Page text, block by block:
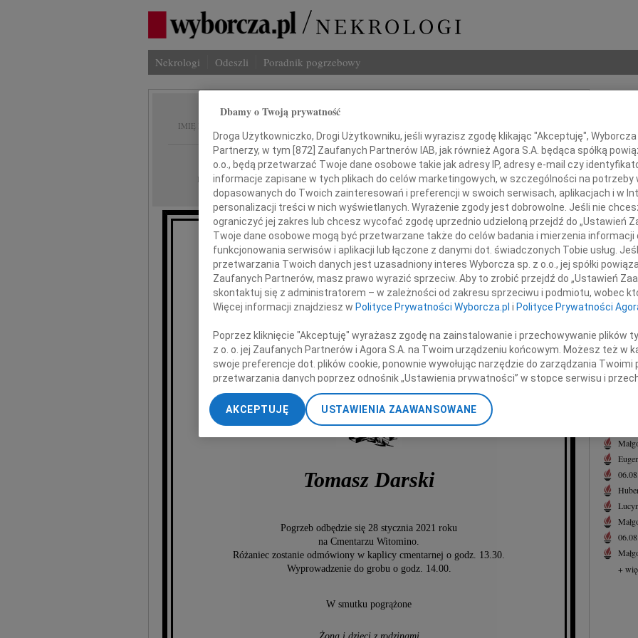
Nekrologi Odeszli Poradnik pogrzebowy
IMIĘ I NAZWISKO: Tomasz Darski
REGION: Gdańsk
DATA EMISJI: 26.01.2021
Śpiesz­my się ko­chać lu­dzi tak szyb­ko od­cho­dzą
i ci co nie od­cho­dzą nie za­wsze po­wró­cą
i ni­g­dy nie wia­do­mo mó­wiąc o mi­ło­ści
czy pierw­sza jest ostat­nią czy ostat­nia pierw­szą.
ks. J. Twardowski
21 stycznia 2021 roku zmarł
ukochany Mąż, Ojciec i Dziadek
Tomasz Darski
Pogrzeb odbędzie się 28 stycznia 2021 roku
na Cmentarzu Witomino.
Różaniec zostanie odmówiony w kaplicy cmentarnej o godz. 13.30.
Wyprowadzenie do grobu o godz. 14.00.
W smutku pogrążone
INNE
Z
Z
Z
Z
+
+
Dbamy o Twoją prywatność
Droga Użytkowniczko, Drogi Użytkowniku, jeśli wyrazisz zgodę klikając "Akceptuję",
Partnerzy, w tym [ 872 ] Zaufanych Partnerów IAB, jak również Agora S.A. będąca spółką
o.o., będą przetwarzać Twoje dane osobowe takie jak adresy IP, adresy e-mail czy
informacje zapisane w tych plikach do celów marketingowych, w szczególności na potrzeby
dopasowanych do Twoich zainteresowań i preferencji w swoich serwisach, aplikacjach i w
personalizacji treści w nich wyświetlanych. Wyrażenie zgody jest dobrowolne. Jeśli nie
ograniczyć jej zakres lub chcesz wycofać zgodę uprzednio udzieloną przejdź do „Ustawień
Twoje dane osobowe mogą być przetwarzane także do celów badania i mierzenia
funkcjonowania serwisów i aplikacji lub łączone z danymi dot. świadczonych Tobie usług.
przetwarzania Twoich danych jest uzasadniony interes Wyborcza sp. z o.o., jej spółki
Zaufanych Partnerów, masz prawo wyrazić sprzeciw. Aby to zrobić przejdź do „Ustawień
skontaktuj się z administratorem – w zależności od zakresu sprzeciwu i podmiotu, wobec
Więcej informacji znajdziesz w Polityce Prywatności Wyborcza.pl i Polityce Prywatności
Poprzez kliknięcie "Akceptuję" wyrażasz zgodę na zainstalowanie i przechowywanie plików
z o. o. jej Zaufanych Partnerów i Agora S.A. na Twoim urządzeniu końcowym. Możesz też w
swoje preferencje dot. plików cookie, ponownie wywołując narzędzie do zarządzania Twoimi
przetwarzania danych poprzez odnośnik „Ustawienia prywatności” w stopce serwisu i
„Ustawienia zaawansowane”. Zmiana ustawień plików cookie możliwa jest także za pomocą
My, nasi Zaufani Partnerzy i Agora S.A. możemy przetwarzać dane osobowe w
dokładnych danych geolokalizacyjnych. Aktywne skanowanie charakterystyki urządzenia do
Przechowywanie informacji na urządzeniu lub dostęp do nich. Spersonalizowane reklamy i
USTAWIENIA ZAAWANSOWANE
AKCEPTUJĘ